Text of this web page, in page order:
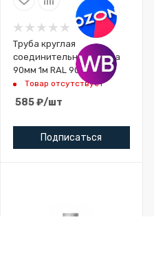
Труба круглая
соединительная Optima
90мм 1м RAL 9003
сигнальный белый
Товар отсутствует
585₽/шт
Подписаться